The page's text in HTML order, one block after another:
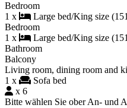
Bedroom
1 x
Large bed/King size
Bedroom
1 x
Large bed/King size
Bathroom
Balcony
Living room, dining room and
1 x
Sofa bed
x 6
Bitte wählen Sie ober An- und